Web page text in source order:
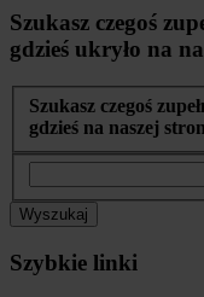
Szukasz czegoś
gdzieś ukryło na
Szukasz czegoś
gdzieś na naszej
Wyszukaj
Szybkie linki